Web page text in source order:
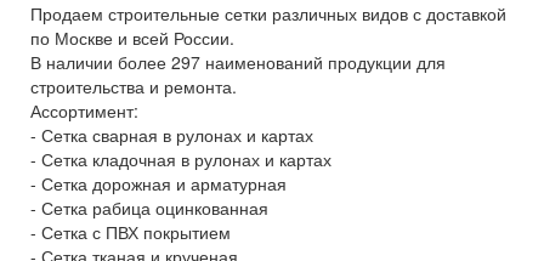
Продаем строительные сетки различных видов с доставкой
по Москве и всей России.
В наличии более 297 наименований продукции для
строительства и ремонта.
Ассортимент:
- Сетка сварная в рулонах и картах
- Сетка кладочная в рулонах и картах
- Сетка дорожная и арматурная
- Сетка рабица оцинкованная
- Сетка с ПВХ покрытием
- Сетка тканая и крученая